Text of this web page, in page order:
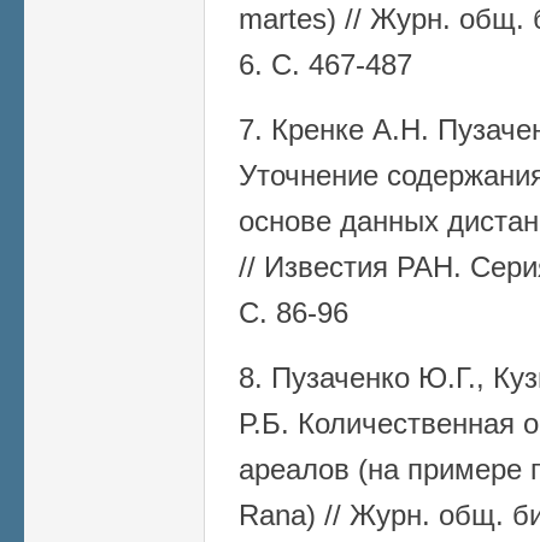
martes) // Журн. общ.
6. С. 467-487
7. Кренке А.Н.
Уточнение
основе данных
// Известия РАН.
С. 86-96
8. Пузаченко Ю.Г.,
Р.Б. Количественная
ареалов (на примере
Rana) // Журн. общ.